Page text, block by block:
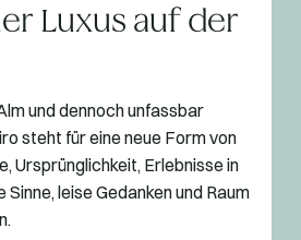
Luxus auf der
und dennoch unfassbar
steht für eine neue Form von
Ursprünglichkeit, Erlebnisse in
leise Gedanken und Raum